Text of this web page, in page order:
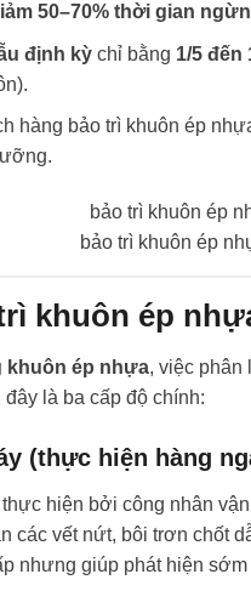
50–70% thời gian
định kỳchỉ bằng 1/5 đến
hàng bảo trì khuôn ép
bảo trì khuôn ép
khuôn ép
khuôn ép nhựa, việc phân
là ba cấp độ chính:
(thực hiện hàng
hiện bởi công nhân
các vết nứt, bôi trơn chốt
nhưng giúp phát hiện